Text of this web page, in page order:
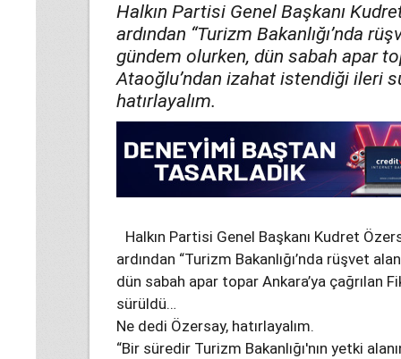
Halkın Partisi Genel Başkanı
ardından “Turizm Bakanlığı’nda
gündem olurken, dün sabah apar
Ataoğlu’ndan izahat istendiği ileri
hatırlayalım.
Halkın Partisi Genel Başkanı Kudret
ardından “Turizm Bakanlığı’nda rüşvet
dün sabah apar topar Ankara’ya çağrılan
sürüldü…
Ne dedi Özersay, hatırlayalım.
“Bir süredir Turizm Bakanlığı'nın yetki